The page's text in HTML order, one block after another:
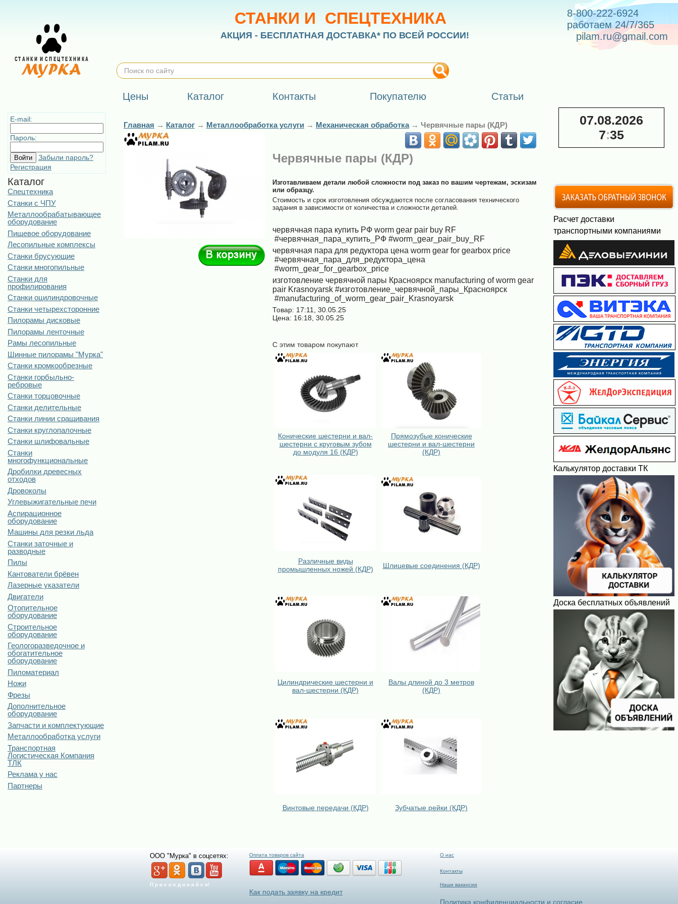
СТАНКИ И СПЕЦТЕХНИКА
АКЦИЯ - БЕСПЛАТНАЯ ДОСТАВКА* ПО ВСЕЙ РОССИИ!
8-800-222-6924
работаем 24/7/365
pilam.ru@gmail.com
Цены Каталог Контакты Покупателю Статьи
E-mail:
Пароль:
Забыли пароль?
Регистрация
Каталог
Спецтехника
Станки с ЧПУ
Металлообрабатывающее
оборудование
Пищевое оборудование
Лесопильные комплексы
Станки брусующие
Станки многопильные
Станки для
профилирования
Станки оцилиндровочные
Станки четырехсторонние
Пилорамы дисковые
Пилорамы ленточные
Рамы лесопильные
Шинные пилорамы "Мурка"
Станки кромкообрезные
Станки горбыльно-
ребровые
Станки торцовочные
Станки делительные
Станки линии сращивания
Станки круглопалочные
Станки шлифовальные
Станки
многофункциональные
Дробилки древесных
отходов
Дровоколы
Углевыжигательные печи
Аспирационное
оборудование
Машины для резки льда
Станки заточные и
разводные
Пилы
Кантователи брёвен
Лазерные указатели
Двигатели
Отопительное
оборудование
Строительное
оборудование
Геологоразведочное и
обогатительное
оборудование
Пиломатериал
Ножи
Фрезы
Дополнительное
оборудование
Запчасти и комплектующие
Металлообработка услуги
Транспортная
Логистическая Компания
ТЛК
Реклама у нас
Партнеры
Главная → Каталог → Металлообработка услуги → Механическая обработка→ Червячные пары (КДР)
В корзину
Червячные пары (КДР)
Изготавливаем детали любой сложности под заказ по вашим чертежам, эскизам
или образцу.
Стоимость и срок изготовления обсуждаются после согласования технического
задания в зависимости от количества и сложности деталей.
червячная пара купить РФ worm gear pair buy RF
#червячная_пара_купить_РФ #worm_gear_pair_buy_RF
червячная пара для редуктора цена worm gear for gearbox price
#червячная_пара_для_редуктора_цена
#worm_gear_for_gearbox_price
изготовление червячной пары Красноярск manufacturing of worm gear
pair Krasnoyarsk #изготовление_червячной_пары_Красноярск
#manufacturing_of_worm_gear_pair_Krasnoyarsk
Товар: 17:11, 30.05.25
Цена: 16:18, 30.05.25
С этим товаром покупают
Конические шестерни и вал-
шестерни с круговым зубом
до модуля 16 (КДР)
Прямозубые конические
шестерни и вал-шестерни
(КДР)
Различные виды
промышленных ножей (КДР)
Шлицевые соединения (КДР)
Цилиндрические шестерни и
вал-шестерни (КДР)
Валы длиной до 3 метров
(КДР)
Винтовые передачи (КДР) Зубчатые рейки (КДР)
07.08.2026
7:35
Расчет доставки
транспортными компаниями
Калькулятор доставки ТК
Доска бесплатных объявлений
ООО "Мурка" в соцсетях:
П р и с о е д и н я й с я!
Оплата товаров сайта
Как подать заявку на кредит
О нас
Контакты
Наши вакансии
Политика конфиденциальности и согласие